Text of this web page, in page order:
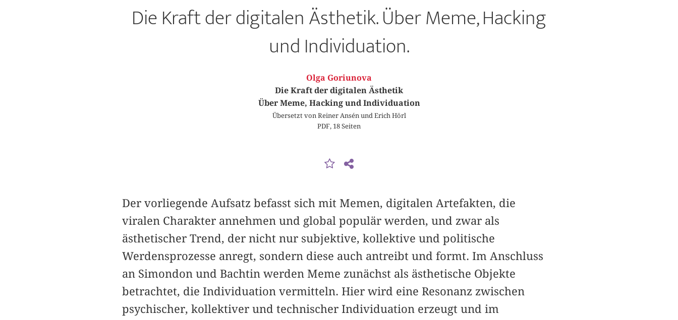
Die Kraft der digitalen Ästhetik. Über Meme, Hacking
und Individuation.
Olga Goriunova
Die Kraft der digitalen Ästhetik
Über Meme, Hacking und Individuation
Übersetzt von Reiner Ansén und Erich Hörl
PDF, 18 Seiten
Der vorliegende Aufsatz befasst sich mit Memen, digitalen Artefakten, die
viralen Charakter annehmen und global populär werden, und zwar als
ästhetischer Trend, der nicht nur subjektive, kollektive und politische
Werdensprozesse anregt, sondern diese auch antreibt und formt. Im Anschluss
an Simondon und Bachtin werden Meme zunächst als ästhetische Objekte
betrachtet, die Individuation vermitteln. Hier wird eine Resonanz zwischen
psychischer, kollektiver und technischer Individuation erzeugt und im